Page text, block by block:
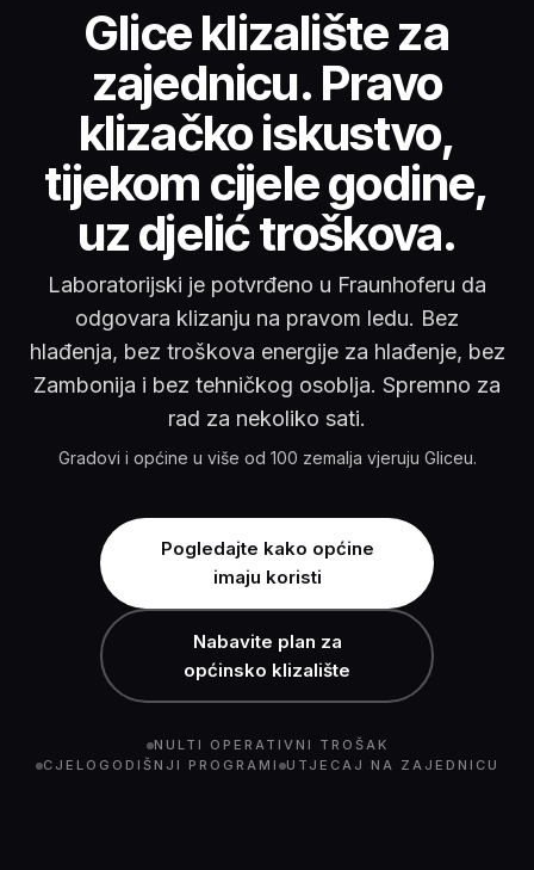
Glice klizalište za
Glice klizalište za
zajednicu. Pravo
klizačko iskustvo,
tijekom cijele godine,
uz djelić troškova.
Laboratorijski je potvrđeno u Fraunhoferu da
odgovara klizanju na pravom ledu. Bez
hlađenja, bez troškova energije za hlađenje, bez
Zambonija i bez tehničkog osoblja. Spremno za
rad za nekoliko sati.
Gradovi i općine u više od 100 zemalja vjeruju Gliceu.
Pogledajte kako općine
imaju koristi
Nabavite plan za
općinsko klizalište
NULTI OPERATIVNI TROŠAK
CJELOGODIŠNJI PROGRAMI
UTJECAJ NA ZAJEDNICU